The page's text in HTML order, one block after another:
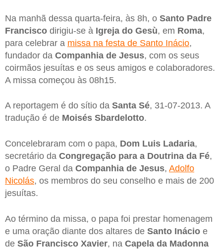
Na manhã dessa quarta-feira, às 8h, o Santo Padre
Francisco dirigiu-se à Igreja do Gesù, em Roma,
para celebrar a missa na festa de Santo Inácio,
fundador da Companhia de Jesus, com os seus
coirmãos jesuítas e os seus amigos e colaboradores.
A missa começou às 08h15.
A reportagem é do sítio da Santa Sé, 31-07-2013. A
tradução é de Moisés Sbardelotto.
Concelebraram com o papa, Dom Luis Ladaria,
secretário da Congregação para a Doutrina da Fé,
o Padre Geral da Companhia de Jesus, Adolfo
Nicolás, os membros do seu conselho e mais de 200
jesuítas.
Ao término da missa, o papa foi prestar homenagem
e uma oração diante dos altares de Santo Inácio e
de São Francisco Xavier, na Capela da Madonna